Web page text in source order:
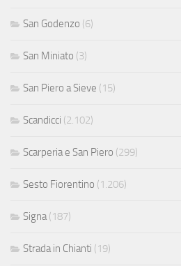
San Godenzo (6)
San Miniato (3)
San Piero a Sieve (15)
Scandicci (2.102)
Scarperia e San Piero (299)
Sesto Fiorentino (1.206)
Signa(187)
Strada in Chianti (19)